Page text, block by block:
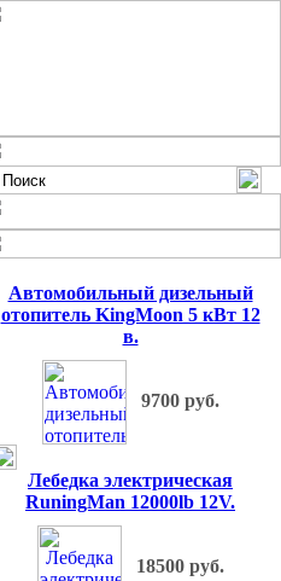
Автомобильный дизельный
отопитель KingMoon 5 кВт 12
в.
9700 руб.
Лебедка электрическая
RuningMan 12000lb 12V.
18500 руб.